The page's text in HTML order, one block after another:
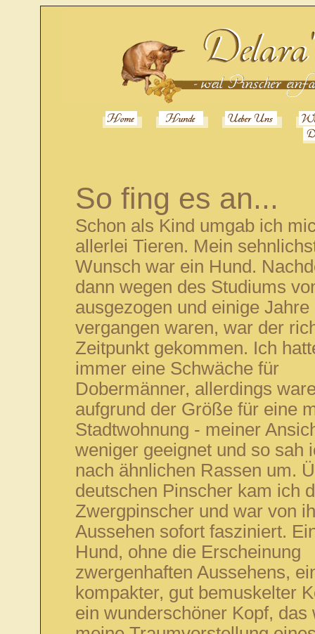
So fing es an...
Schon als Kind umgab ich
allerlei Tieren. Mein
Wunsch war ein Hund.
dann wegen des Studiums
ausgezogen und einige Jahre
vergangen waren, war der
Zeitpunkt gekommen. Ich
immer eine Schwäche für
Dobermänner, allerdings
aufgrund der Größe für eine
Stadtwohnung - meiner
weniger geeignet und so sah
nach ähnlichen Rassen um.
deutschen Pinscher kam ich
Zwergpinscher und war von
Aussehen sofort fasziniert.
Hund, ohne die Erscheinung
zwergenhaften Aussehens,
kompakter, gut bemuskelter
ein wunderschöner Kopf, das